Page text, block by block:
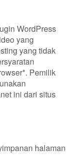
WordPress
yang
yang tidak
Pemilik
ini dari situs
halaman